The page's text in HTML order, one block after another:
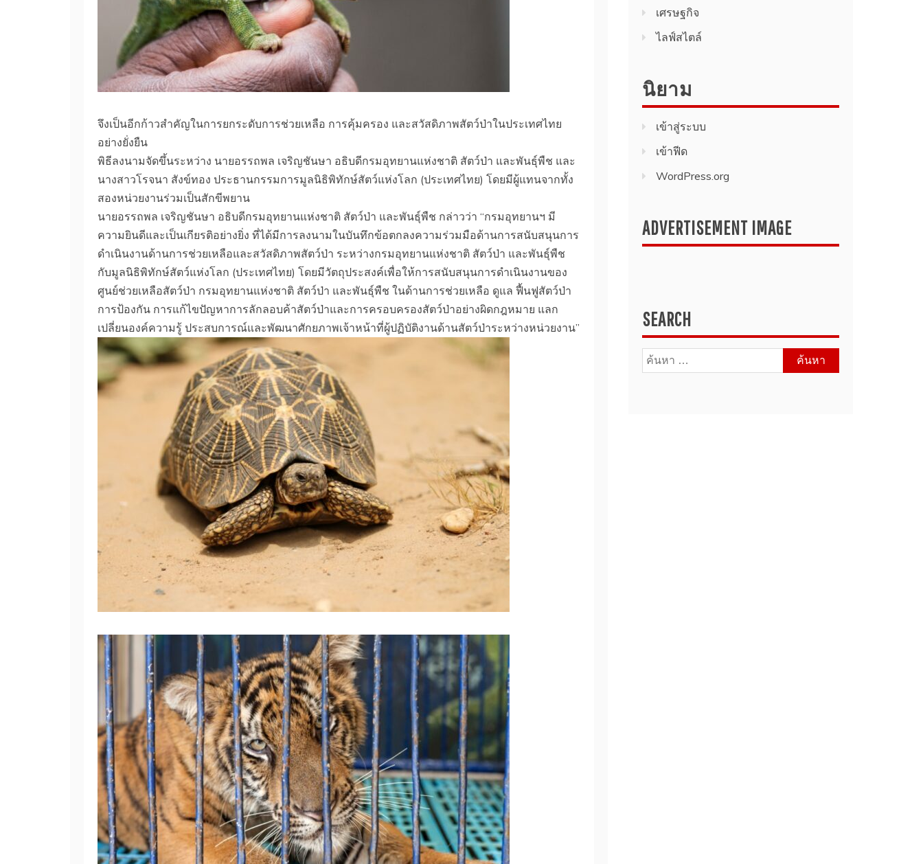
จึงเป็นอีกก้าวสำคัญในการยกระดับการช่วยเหลือ การคุ้มครอง และสวัสดิภาพสัตว์ป่าในประเทศไทย
อย่างยั่งยืน
พิธีลงนามจัดขึ้นระหว่าง นายอรรถพล เจริญชันษา อธิบดีกรมอุทยานแห่งชาติ สัตว์ป่า และพันธุ์พืช และ
นางสาวโรจนา สังข์ทอง ประธานกรรมการมูลนิธิพิทักษ์สัตว์แห่งโลก (ประเทศไทย) โดยมีผู้แทนจากทั้ง
สองหน่วยงานร่วมเป็นสักขีพยาน
นายอรรถพล เจริญชันษา อธิบดีกรมอุทยานแห่งชาติ สัตว์ป่า และพันธุ์พืช กล่าวว่า “กรมอุทยานฯ มี
ความยินดีและเป็นเกียรติอย่างยิ่ง ที่ได้มีการลงนามในบันทึกข้อตกลงความร่วมมือด้านการสนับสนุนการ
ดำเนินงานด้านการช่วยเหลือและสวัสดิภาพสัตว์ป่า ระหว่างกรมอุทยานแห่งชาติ สัตว์ป่า และพันธุ์พืช
กับมูลนิธิพิทักษ์สัตว์แห่งโลก (ประเทศไทย) โดยมีวัตถุประสงค์เพื่อให้การสนับสนุนการดำเนินงานของ
ศูนย์ช่วยเหลือสัตว์ป่า กรมอุทยานแห่งชาติ สัตว์ป่า และพันธุ์พืช ในด้านการช่วยเหลือ ดูแล ฟื้นฟูสัตว์ป่า
การป้องกัน การแก้ไขปัญหาการลักลอบค้าสัตว์ป่าและการครอบครองสัตว์ป่าอย่างผิดกฎหมาย แลก
เปลี่ยนองค์ความรู้ ประสบการณ์และพัฒนาศักยภาพเจ้าหน้าที่ผู้ปฏิบัติงานด้านสัตว์ป่าระหว่างหน่วยงาน”
เศรษฐกิจ
ไลฟ์สไตล์
นิยาม
เข้าสู่ระบบ
เข้าฟีด
WordPress.org
ADVERTISEMENT IMAGE
SEARCH
ค้นหา
สำหรับ: